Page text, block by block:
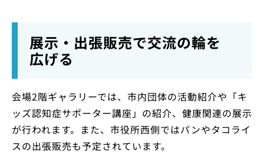
展示・出張販売で交流の輪を
広げる
会場2階ギャラリーでは、市内団体の活動紹介や「キ
ッズ認知症サポーター講座」の紹介、健康関連の展示
が行われます。また、市役所西側ではパンやタコライ
スの出張販売も予定されています。